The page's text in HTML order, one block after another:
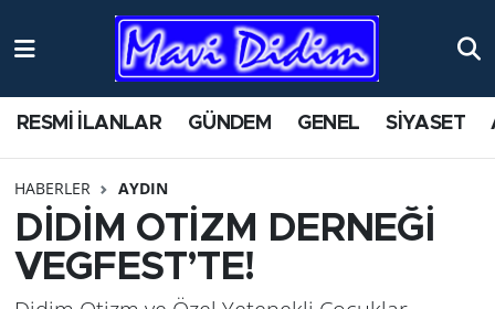
RESMİ İLANLAR GÜNDEM GENEL SİYASET
HABERLER AYDIN
DİDİM OTİZM DERNEĞİ
VEGFEST’TE!
ANTİK YERLER
AYDIN
BİLİM VE TEKNOLOJİ
Nöbetçi Eczaneler
Namaz Vakitleri
Trafik Durumu